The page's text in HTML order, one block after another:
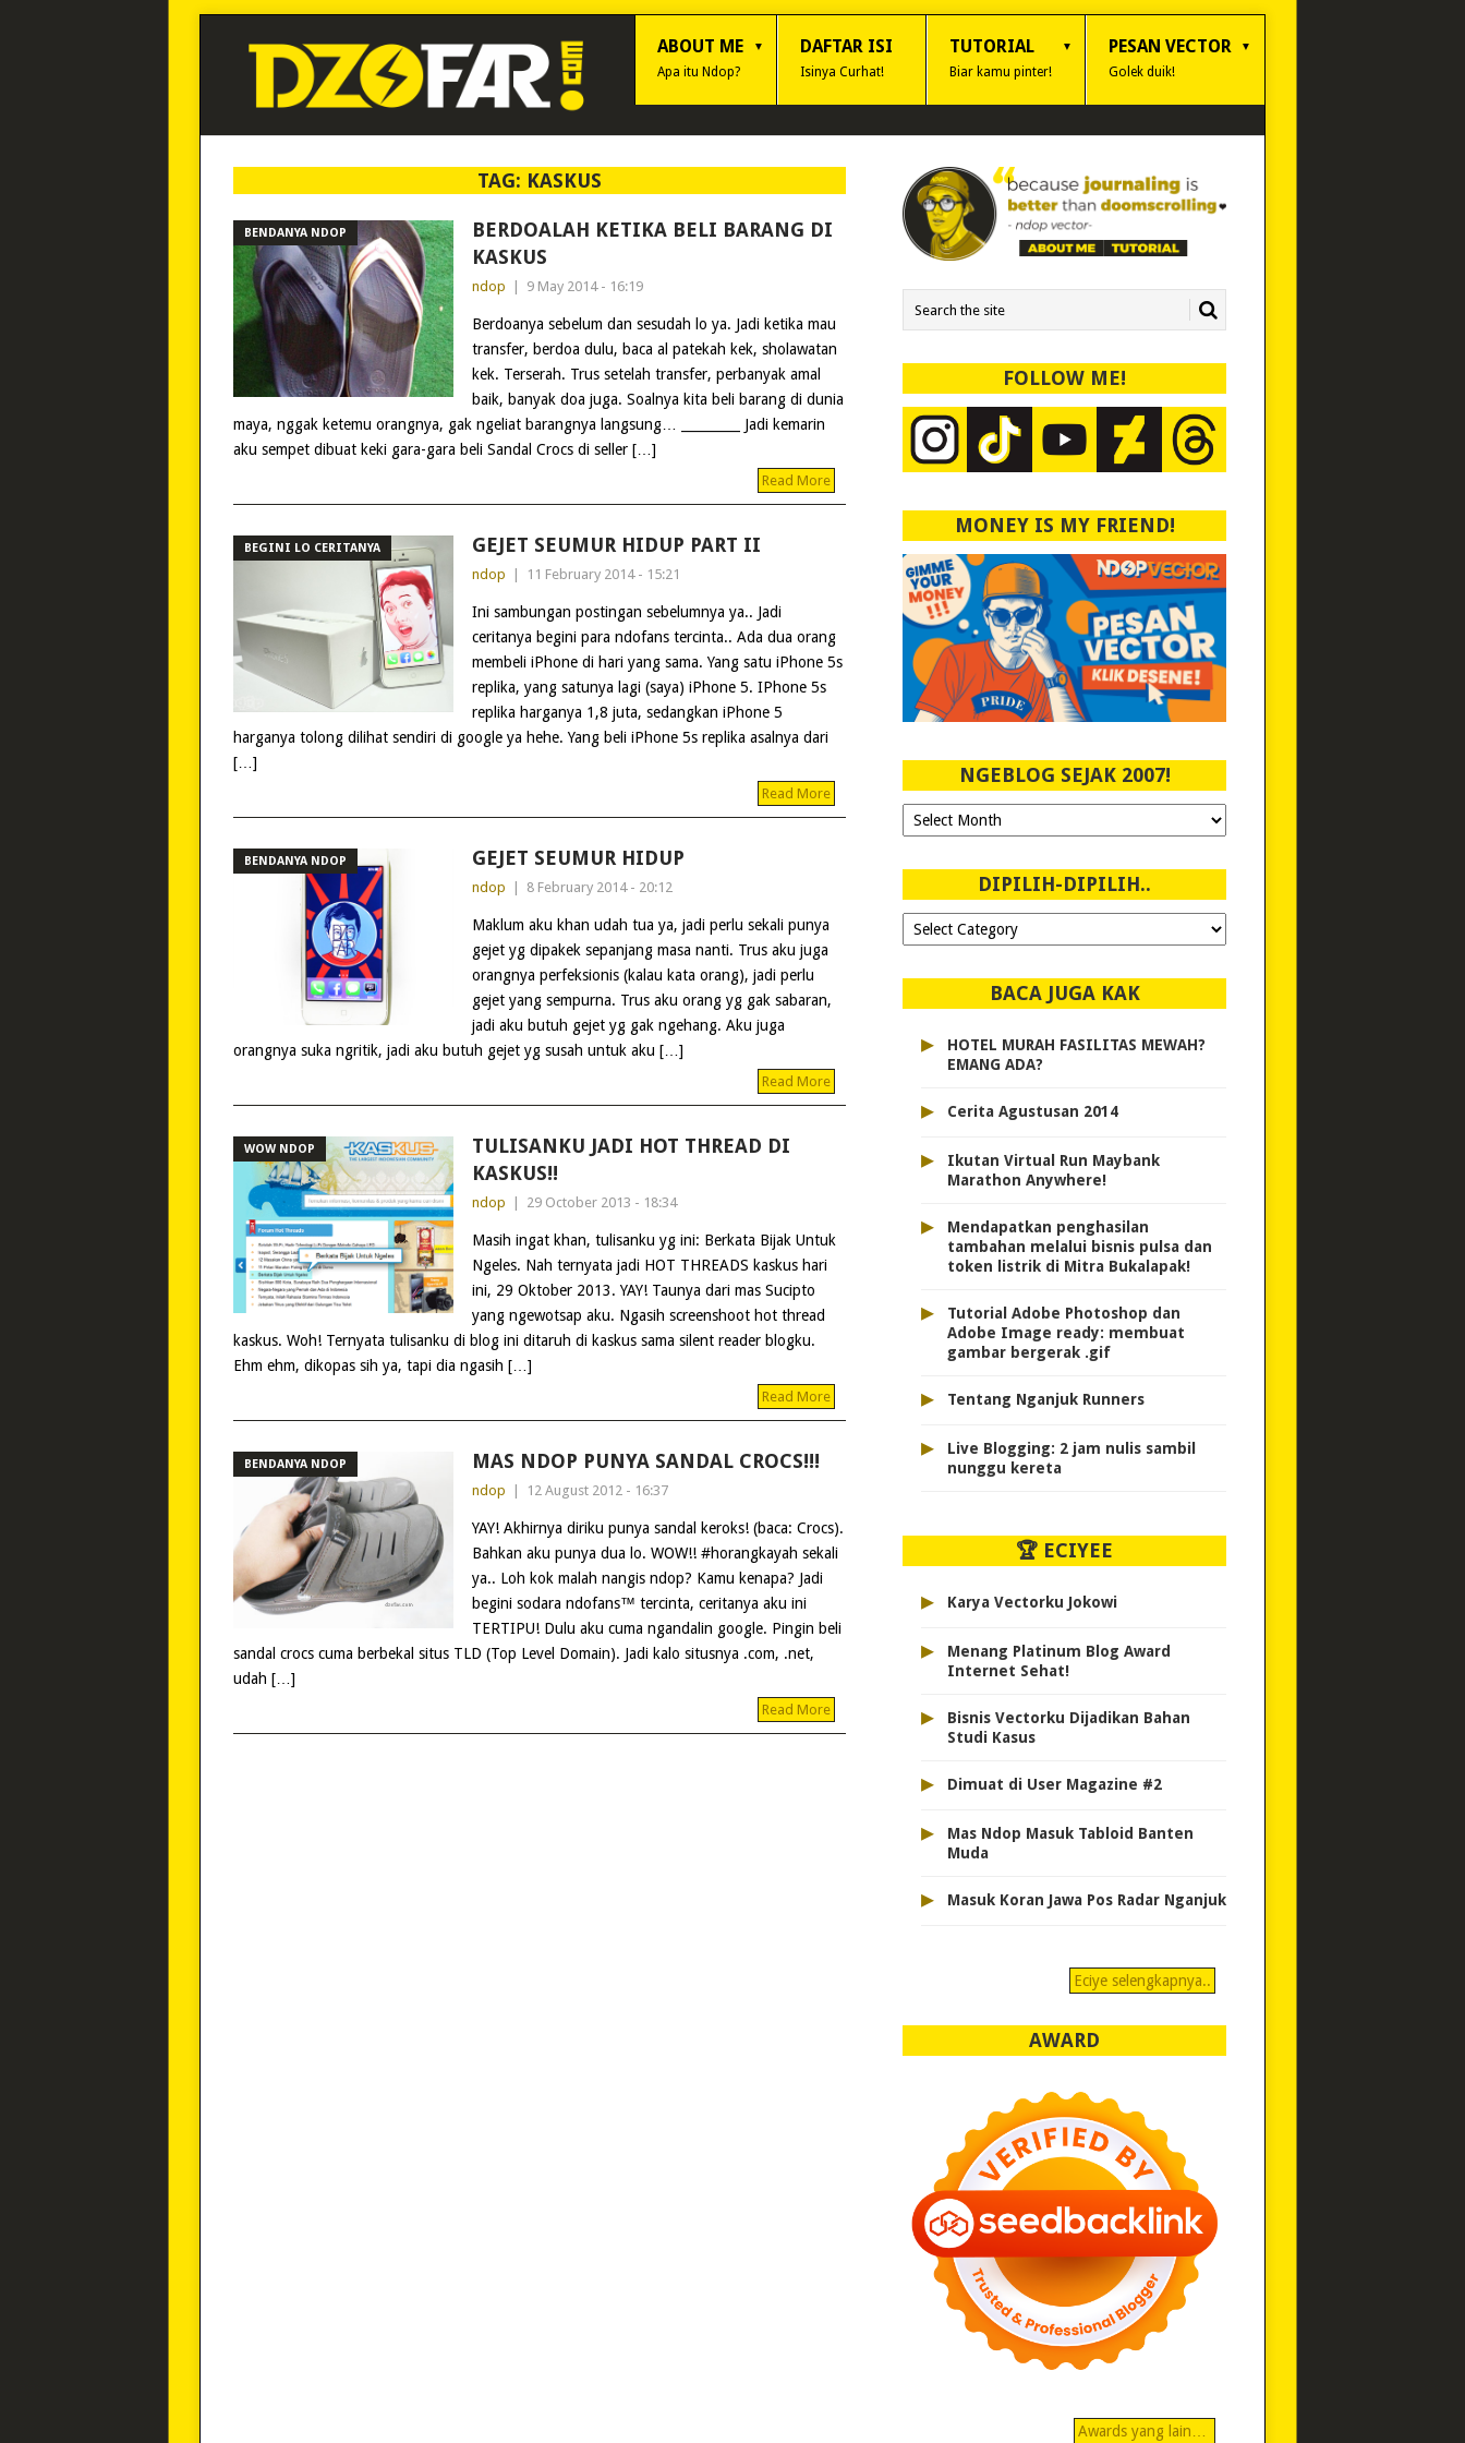
ABOUT ME
Apa itu Ndop?
DAFTAR ISI
Isinya Curhat!
TUTORIAL
Biar kamu pinter!
PESAN VECTOR
Golek duik!
TAG: KASKUS
BENDANYA NDOP
BERDOALAH KETIKA BELI BARANG DI
KASKUS
ndop 9 May 2014 - 16:19
Berdoanya sebelum dan sesudah lo ya. Jadi ketika mau
transfer, berdoa dulu, baca al patekah kek, sholawatan
kek. Terserah. Trus setelah transfer, perbanyak amal
baik, banyak doa juga. Soalnya kita beli barang di dunia
maya, nggak ketemu orangnya, gak ngeliat barangnya langsung… _________ Jadi kemarin
aku sempet dibuat keki gara-gara beli Sandal Crocs di seller […]
Read More
BEGINI LO CERITANYA GEJET SEUMUR HIDUP PART II
ndop 11 February 2014 - 15:21
Ini sambungan postingan sebelumnya ya.. Jadi
ceritanya begini para ndofans tercinta.. Ada dua orang
membeli iPhone di hari yang sama. Yang satu iPhone 5s
replika, yang satunya lagi (saya) iPhone 5. IPhone 5s
replika harganya 1,8 juta, sedangkan iPhone 5
harganya tolong dilihat sendiri di google ya hehe. Yang beli iPhone 5s replika asalnya dari
[…]
Read More
BENDANYA NDOP GEJET SEUMUR HIDUP
ndop 8 February 2014 - 20:12
Maklum aku khan udah tua ya, jadi perlu sekali punya
gejet yg dipakek sepanjang masa nanti. Trus aku juga
orangnya perfeksionis (kalau kata orang), jadi perlu
gejet yang sempurna. Trus aku orang yg gak sabaran,
jadi aku butuh gejet yg gak ngehang. Aku juga
orangnya suka ngritik, jadi aku butuh gejet yg susah untuk aku […]
Read More
WOW NDOP
TULISANKU JADI HOT THREAD DI
KASKUS!!
ndop 29 October 2013 - 18:34
Masih ingat khan, tulisanku yg ini: Berkata Bijak Untuk
Ngeles. Nah ternyata jadi HOT THREADS kaskus hari
ini, 29 Oktober 2013. YAY! Taunya dari mas Sucipto
yang ngewotsap aku. Ngasih screenshoot hot thread
kaskus. Woh! Ternyata tulisanku di blog ini ditaruh di kaskus sama silent reader blogku.
Ehm ehm, dikopas sih ya, tapi dia ngasih […]
Read More
BENDANYA NDOP MAS NDOP PUNYA SANDAL CROCS!!!
ndop 12 August 2012 - 16:37
YAY! Akhirnya diriku punya sandal keroks! (baca: Crocs).
Bahkan aku punya dua lo. WOW!! #horangkayah sekali
ya.. Loh kok malah nangis ndop? Kamu kenapa? Jadi
begini sodara ndofans™ tercinta, ceritanya aku ini
TERTIPU! Dulu aku cuma ngandalin google. Pingin beli
sandal crocs cuma berbekal situs TLD (Top Level Domain). Jadi kalo situsnya .com, .net,
udah […]
Read More
FOLLOW ME!
MONEY IS MY FRIEND!
NGEBLOG SEJAK 2007!
Ngeblog
Sejak
DIPILIH-DIPILIH..
Dipilih-
dipilih..
BACA JUGA KAK
▸
HOTEL MURAH FASILITAS MEWAH?
EMANG ADA?
▸ Cerita Agustusan 2014
▸
Ikutan Virtual Run Maybank
Marathon Anywhere!
▸
Mendapatkan penghasilan
tambahan melalui bisnis pulsa dan
token listrik di Mitra Bukalapak!
▸
Tutorial Adobe Photoshop dan
Adobe Image ready: membuat
gambar bergerak .gif
▸ Tentang Nganjuk Runners
▸
Live Blogging: 2 jam nulis sambil
nunggu kereta
🏆 ECIYEE
▸ Karya Vectorku Jokowi
▸
Menang Platinum Blog Award
Internet Sehat!
▸
Bisnis Vectorku Dijadikan Bahan
Studi Kasus
▸ Dimuat di User Magazine #2
▸
Mas Ndop Masuk Tabloid Banten
Muda
▸ Masuk Koran Jawa Pos Radar Nganjuk
Eciye selengkapnya..
AWARD
Awards yang lain…